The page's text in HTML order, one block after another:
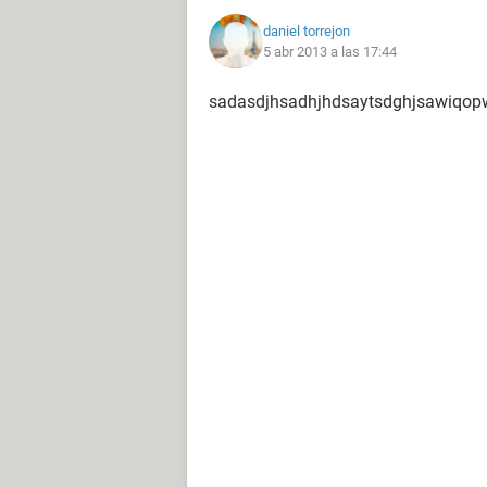
daniel torrejon
5 abr 2013 a las 17:44